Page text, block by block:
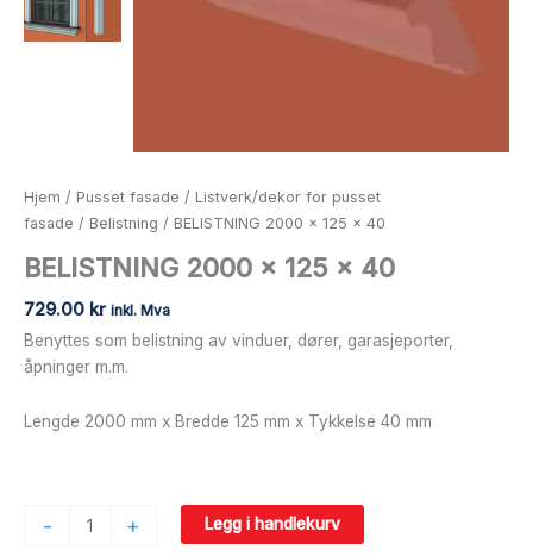
Hjem / Pusset fasade / Listverk/dekor for pusset
fasade / Belistning / BELISTNING 2000 x 125 x 40
BELISTNING 2000 x 125 x 40
729.00 kr inkl. Mva
Benyttes som belistning av vinduer, dører, garasjeporter,
åpninger m.m.
Lengde 2000 mm x Bredde 125 mm x Tykkelse 40 mm
- + Legg i handlekurv